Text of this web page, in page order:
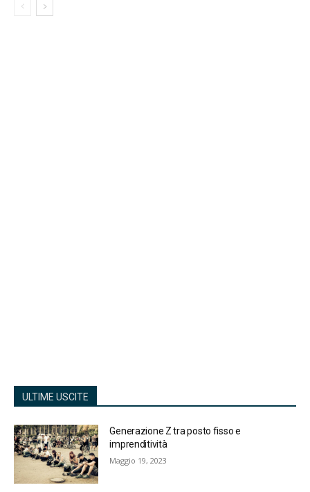
ULTIME USCITE
Generazione Z tra posto fisso e
imprenditività
Maggio 19, 2023